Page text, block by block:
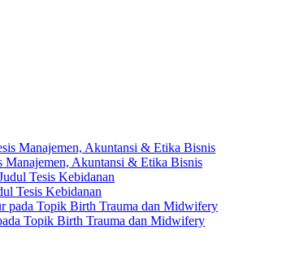
Manajemen, Akuntansi & Etika Bisnis
Tesis Kebidanan
Topik Birth Trauma dan Midwifery